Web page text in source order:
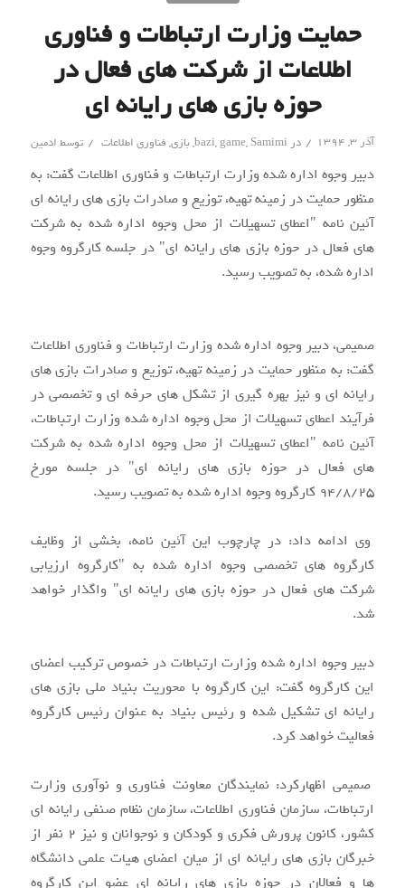
حمایت وزارت ارتباطات و فناوری
اطلاعات از شرکت های فعال در
حوزه بازی های رایانه ای
آذر ۳, ۱۳۹۴ / در bazi,game, Samimi
,بازی, فناوری اطلاعات / توسط ادمین
دبیر وجوه اداره شده وزارت ارتباطات و فناوری اطلاعات گفت: به
منظور حمایت در زمینه تهیه، توزیع و صادرات بازی های رایانه ای
آئین نامه "اعطای تسهیلات از محل وجوه اداره شده به شرکت
های فعال در حوزه بازی های رایانه ای" در جلسه کارگروه وجوه
اداره شده، به تصویب رسید.
صمیمی، دبیر وجوه اداره شده وزارت ارتباطات و فناوری اطلاعات
گفت: به منظور حمایت در زمینه تهیه، توزیع و صادرات بازی های
رایانه ای و نیز بهره گیری از تشکل های حرفه ای و تخصصی در
فرآیند اعطای تسهیلات از محل وجوه اداره شده وزارت ارتباطات،
آئین نامه "اعطای تسهیلات از محل وجوه اداره شده به شرکت
های فعال در حوزه بازی های رایانه ای" در جلسه مورخ
94/8/25 کارگروه وجوه اداره شده به تصویب رسید.
وی ادامه داد: در چارچوب این آئین نامه، بخشی از وظایف
کارگروه های تخصصی وجوه اداره شده به "کارگروه ارزیابی
شرکت های فعال در حوزه بازی های رایانه ای" واگذار خواهد
شد.
دبیر وجوه اداره شده وزارت ارتباطات‌ در خصوص ترکیب اعضای
این کارگروه گفت: این کارگروه با محوریت بنیاد ملی بازی های
رایانه ای تشکیل شده و رئیس بنیاد به عنوان رئیس کارگروه
فعالیت خواهد کرد.
صمیمی اظهارکرد:‌ نمایندگان معاونت فناوری و نوآوری وزارت
ارتباطات، سازمان فناوری اطلاعات، سازمان نظام صنفی رایانه ای
کشور، کانون پرورش فکری و کودکان و نوجوانان و نیز 2 نفر از
خبرگان بازی های رایانه ای از میان اعضای هیات علمی دانشگاه
ها و فعالان در حوزه بازی های رایانه ای عضو این کارگروه